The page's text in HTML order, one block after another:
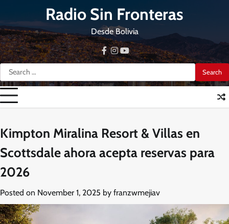
content
Radio Sin Fronteras
Desde Bolivia
Search
for:
facebook
instagram
youtube
Kimpton Miralina Resort & Villas en
Scottsdale ahora acepta reservas para
2026
Posted on November 1, 2025 by franzwmejiav